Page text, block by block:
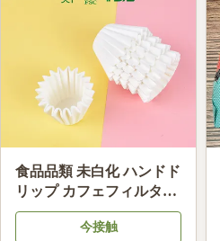
食品品類 未白化 ハンドド
リップ カフェフィルター
油性 カフェ フィルター
今接触